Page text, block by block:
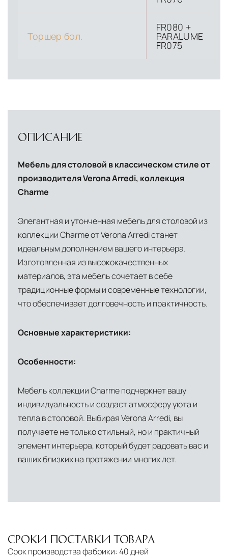
сохранностью продукции.
Глобальная сеть распределительных
логистическими узлами в ключевых
Ближнего Востока и Азии
Средиземноморского региона
Лондон, Великобритания —
логистический хаб для европейского рынка
США— центр доставки для
североамериканского сегмента
Другие страны Европы— расширенная
сеть партнёрских складов
Условия доставки по Москве и Московской
области
товара от нашего склада непосредственно к
—
квалифицированные грузчики
осуществляют разгрузку с применением
специального оборудования и техники
Подъём на этажи— доставка мебели и
средств
распаковывают товар и устанавливают его в
указанное место
Торшер бол.
FR080 +
PARALUME
FR075
ОПИСАНИЕ
Мебель для столовой в классическом стиле от
производителя Verona Arredi, коллекция
Charme
Элегантная и утонченная мебель для столовой из
коллекции Charme от Verona Arredi станет
идеальным дополнением вашего интерьера.
Изготовленная из высококачественных
материалов, эта мебель сочетает в себе
традиционные формы и современные технологии,
что обеспечивает долговечность и практичность.
Основные характеристики:
Особенности:
Мебель коллекции Charme подчеркнет вашу
индивидуальность и создаст атмосферу уюта и
тепла в столовой. Выбирая Verona Arredi, вы
получаете не только стильный, но и практичный
элемент интерьера, который будет радовать вас и
ваших близких на протяжении многих лет.
СРОКИ ПОСТАВКИ ТОВАРА
Срок производства фабрики: 40 дней